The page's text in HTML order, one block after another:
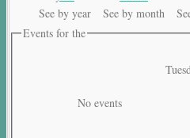
See by year See by month
Events for the
No events